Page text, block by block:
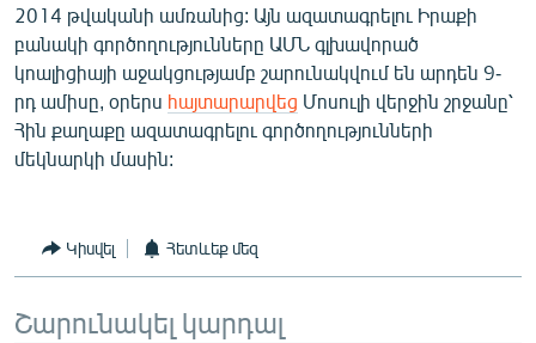
«Ազատության» բոլոր կայքերը
2014 թվականի ամռանից: Այն ազատագրելու Իրաքի
բանակի գործողությունները ԱՄՆ գլխավորած
կոալիցիայի աջակցությամբ շարունակվում են արդեն 9-
րդ ամիսը, օրերս հայտարարվեց Մոսուլի վերջին շրջանը՝
Հին քաղաքը ազատագրելու գործողությունների
մեկնարկի մասին:
Կիսվել Հետևեք մեզ
Շարունակել կարդալ